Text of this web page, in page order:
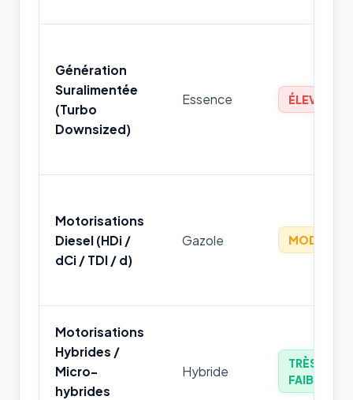
Génération
Suralimentée
(Turbo
Downsized)
Essence ÉLEVÉ
Motorisations
Diesel (HDi /
dCi / TDI / d)
Gazole MODÉRÉ
Motorisations
Hybrides /
Micro-
hybrides
Hybride
TRÈS
FAIBLE